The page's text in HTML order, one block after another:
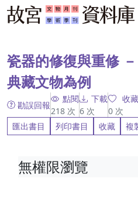
瓷器的修復與重修
典藏文物為例
勘誤回報
點閱
218 次
下載
6 次
收藏
0 次
匯出書目
列印書目 收藏 複
無權限瀏覽